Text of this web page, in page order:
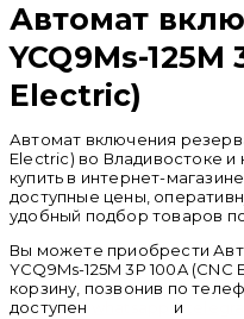
Автомат
YCQ9Ms-125M
Electric)
Автомат включения
Electric) во Владивостоке
купить в интернет-
доступные цены,
удобный подбор товаров
Вы можете приобрести
YCQ9Ms-125M 3P 100A
корзину, позвонив по
доступен
и